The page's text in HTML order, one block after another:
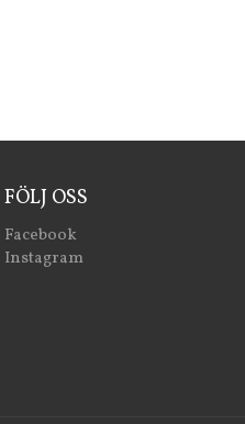
FÖLJ OSS
Facebook
Instagram